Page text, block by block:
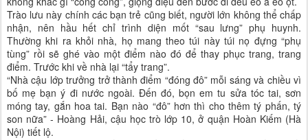
Trào lưu này chính các bạn trẻ cũng biết, người lớn không thể chấp
nhận, nên hầu hết chỉ trình diện mốt “sau lưng” phụ huynh.
Thường khi ra khỏi nhà, họ mang theo túi này túi nọ đựng “phụ
tùng” rồi sẽ ghé vào một điểm nào đó để thay phục trang, trang
điểm. Trước khi về nhà lại “tẩy trang”.
“Nhà cậu lớp trưởng trở thành điểm “đóng đô” mỗi sáng và chiều vì
bố mẹ bạn ý đi nước ngoài. Đến đó, bọn em tu sửa tóc tai, sơn
móng tay, gắn hoa tai. Bạn nào “đô” hơn thì cho thêm tý phấn, tý
son nữa” - Hoàng Hải, cậu học trò lớp 10, ở quận Hoàn Kiếm (Hà
Nội) tiết lộ.